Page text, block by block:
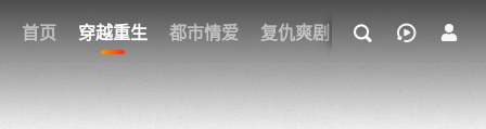
首页 穿越重生 都市情爱 复仇爽剧 玄幻武侠 奇幻
我的观影记录